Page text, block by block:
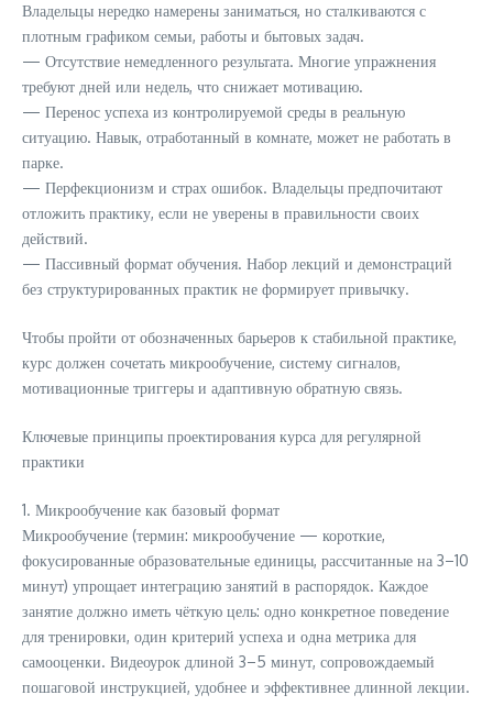
Владельцы нередко намерены заниматься, но сталкиваются с
плотным графиком семьи, работы и бытовых задач.
— Отсутствие немедленного результата. Многие упражнения
требуют дней или недель, что снижает мотивацию.
— Перенос успеха из контролируемой среды в реальную
ситуацию. Навык, отработанный в комнате, может не работать в
парке.
— Перфекционизм и страх ошибок. Владельцы предпочитают
отложить практику, если не уверены в правильности своих
действий.
— Пассивный формат обучения. Набор лекций и демонстраций
без структурированных практик не формирует привычку.
Чтобы пройти от обозначенных барьеров к стабильной практике,
курс должен сочетать микрообучение, систему сигналов,
мотивационные триггеры и адаптивную обратную связь.
Ключевые принципы проектирования курса для регулярной
практики
1. Микрообучение как базовый формат
Микрообучение (термин: микрообучение — короткие,
фокусированные образовательные единицы, рассчитанные на 3–10
минут) упрощает интеграцию занятий в распорядок. Каждое
занятие должно иметь чёткую цель: одно конкретное поведение
для тренировки, один критерий успеха и одна метрика для
самооценки. Видеоурок длиной 3–5 минут, сопровождаемый
пошаговой инструкцией, удобнее и эффективнее длинной лекции.